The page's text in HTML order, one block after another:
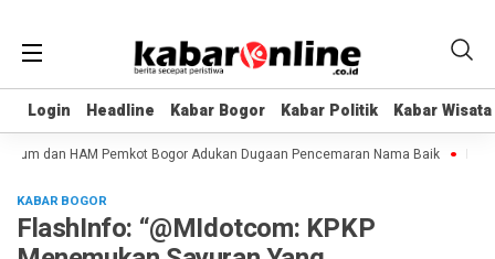
Login Headline Kabar Bogor Kabar Politik Kabar Wisata
Login Headline Kabar Bogor Kabar Politik Kabar Wisata
dan HAM Pemkot Bogor Adukan Dugaan Pencemaran Nama Baik
KABAR BOGOR
FlashInfo: “@MIdotcom: KPKP